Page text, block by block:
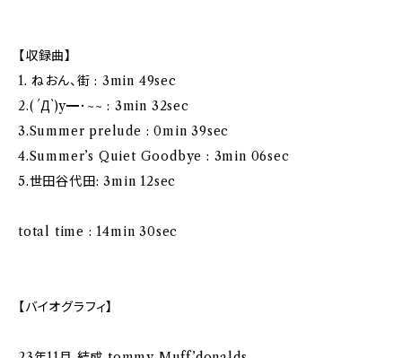
【収録曲】
1. ねおん、街 : 3min 49sec
2.( ´Д`)y━･~~ : 3min 32sec
3.Summer prelude : 0min 39sec
4.Summer’s Quiet Goodbye : 3min 06sec
5.世田谷代田: 3min 12sec
total time : 14min 30sec
【バイオグラフィ】